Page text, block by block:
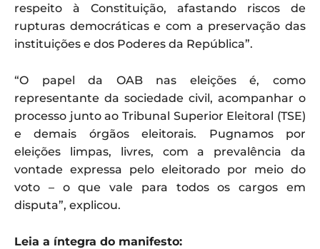
respeito à Constituição, afastando riscos de
rupturas democráticas e com a preservação das
instituições e dos Poderes da República”.
“O papel da OAB nas eleições é, como
representante da sociedade civil, acompanhar o
processo junto ao Tribunal Superior Eleitoral (TSE)
e demais órgãos eleitorais. Pugnamos por
eleições limpas, livres, com a prevalência da
vontade expressa pelo eleitorado por meio do
voto – o que vale para todos os cargos em
disputa”, explicou.
Leia a íntegra do manifesto: